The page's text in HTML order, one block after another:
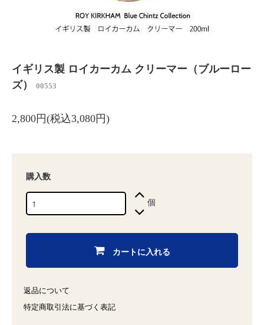
イギリス製 ロイカーカム クリーマー（ブルーロー
ズ）
00553
2,800円(税込3,080円)
購入数
個
カートに入れる
返品について
特定商取引法に基づく表記